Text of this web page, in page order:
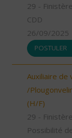
29 - Finistère
CDD
26/09/2025
POSTULER
Auxiliaire de
/
(H/F)
29 - Finistère
Possibilité